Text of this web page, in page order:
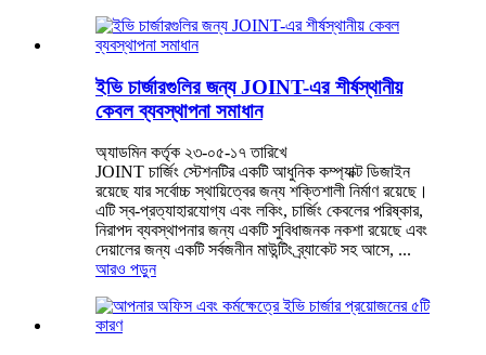
ইভি চার্জারগুলির জন্য JOINT-এর শীর্ষস্থানীয়
কেবল ব্যবস্থাপনা সমাধান
অ্যাডমিন কর্তৃক ২৩-০৫-১৭ তারিখে
JOINT চার্জিং স্টেশনটির একটি আধুনিক কম্প্যাক্ট ডিজাইন
রয়েছে যার সর্বোচ্চ স্থায়িত্বের জন্য শক্তিশালী নির্মাণ রয়েছে।
এটি স্ব-প্রত্যাহারযোগ্য এবং লকিং, চার্জিং কেবলের পরিষ্কার,
নিরাপদ ব্যবস্থাপনার জন্য একটি সুবিধাজনক নকশা রয়েছে এবং
দেয়ালের জন্য একটি সর্বজনীন মাউন্টিং ব্র্যাকেট সহ আসে, ...
আরও পড়ুন